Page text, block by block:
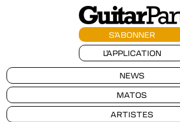
S'ABONNER
L'APPLICATION
NEWS
MATOS
ARTISTES